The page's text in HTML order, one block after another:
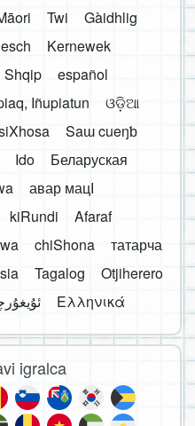
Twi
Gàidhlig
Kernewek
Shqip
español
Iñupiatun
ଓଡ଼ିଆ
Saɯ cueŋƅ
Ido
Беларуская
авар мацӀ
kiRundi
Afaraf
chiShona
татарча
Tagalog
Otjiherero
Ελληνικά
igralca